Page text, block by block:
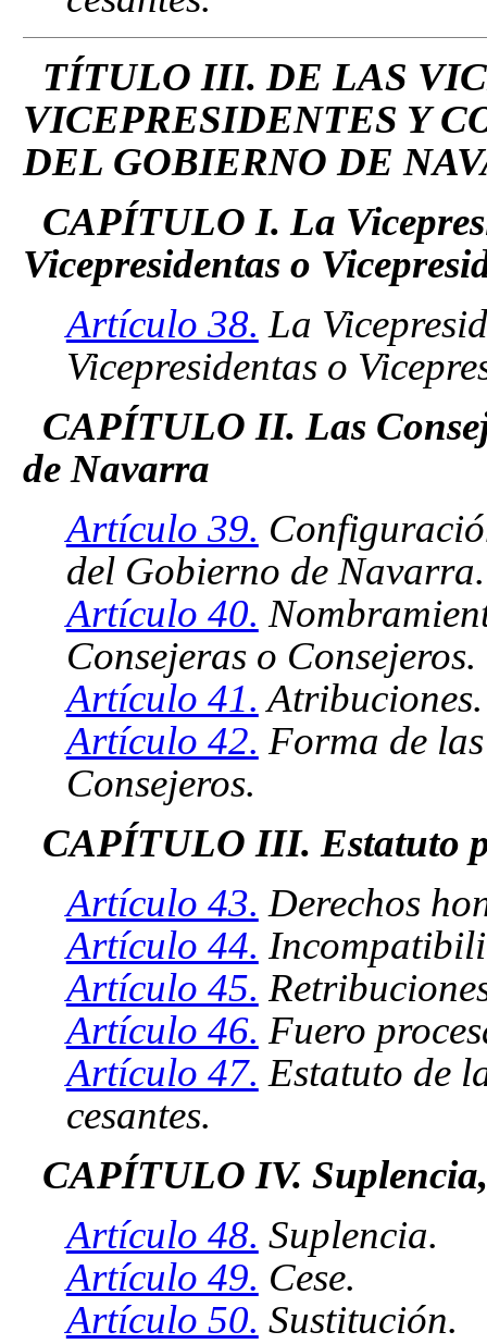
TÍTULO III. DE LAS
VICEPRESIDENTES Y
DEL GOBIERNO DE
CAPÍTULO I. La
Vicepresidentas o
Artículo 38. La
Vicepresidentas o
CAPÍTULO II. Las
de Navarra
Artículo 39.
del Gobierno de Navarra.
Artículo 40.
Consejeras o Consejeros.
Artículo 41. Atribuciones.
Artículo 42. Forma de
Consejeros.
CAPÍTULO III. Estatuto
Artículo 43. Derechos
Artículo 44.
Artículo 45.
Artículo 46. Fuero
Artículo 47. Estatuto de
cesantes.
CAPÍTULO IV.
Artículo 48. Suplencia.
Artículo 49. Cese.
Artículo 50. Sustitución.